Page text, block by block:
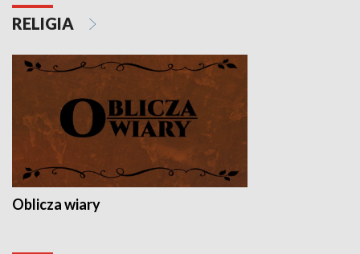
RELIGIA
Oblicza wiary